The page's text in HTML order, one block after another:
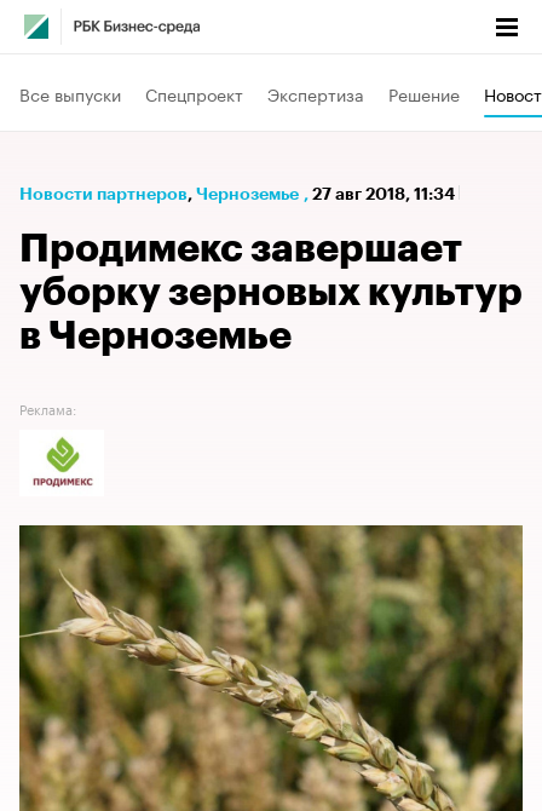
Все выпуски Спецпроект Экспертиза Решение
Новости партнеров⁠, Черноземье , 27 авг 2018, 11:34
Продимекс завершает
уборку зерновых культур
в Черноземье
Реклама: